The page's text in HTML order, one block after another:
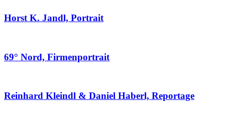
Horst K. Jandl, Portrait
69° Nord, Firmenportrait
Reinhard Kleindl & Daniel Haberl, Reportage